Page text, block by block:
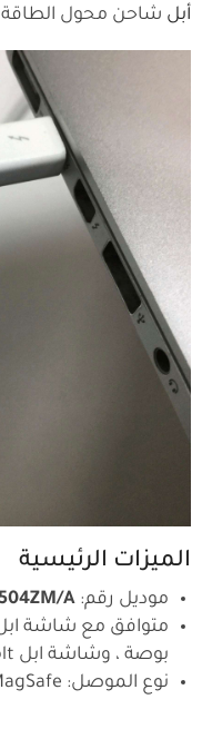
أبل شاحن محول الطاقة
الميزات الرئيسية
موديل رقم:
بوصة ، وشاشة ابل Thunderbolt
نوع الموصل: MagSafe إلى MagSafe 2